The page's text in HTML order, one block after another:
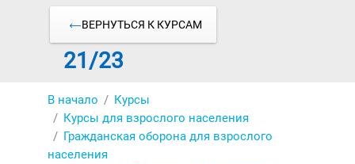
ВЕРНУТЬСЯ К КУРСАМ
21/23
В начало
Курсы
Курсы для взрослого населения
Гражданская оборона для взрослого
населения